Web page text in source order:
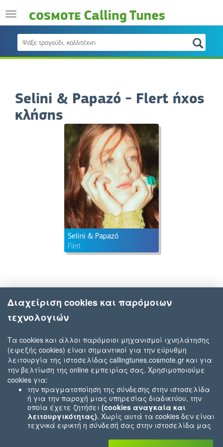
Selini & Papazó - Flert ήχος
κλήσης
Selini & Papazó
Flert
Διαχείριση cookies και παρόμοιων
τεχνολογιών
Τα cookies και άλλοι παρόμοιοι μηχανισμοί ιχνηλάτησης
(εφεξής cookies) είναι σημαντικοί για την εύρυθμη
λειτουργία της ιστοσελίδας callingtunes.cosmote.gr και για
την βελτίωση της online εμπειρίας σας. Χρησιμοποιούμε
cookies για:
την πραγματοποίηση της σύνδεσης στην ιστοσελίδα
ή για την παροχή μιας υπηρεσίας διαδικτύου, την
οποία έχετε ζητήσει (cookies αναγκαία και
λειτουργικότητας). Χωρίς αυτά τα cookies δεν είναι
τεχνικά εφικτή η σύνδεσή σας στην ιστοσελίδα μας
που εσείς μας ζητήσατε (π.χ.cookies που αφορούν